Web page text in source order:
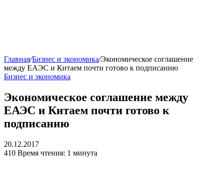
Главная/Бизнес и экономика/Экономическое соглашение
между ЕАЭС и Китаем почти готово к подписанию
Бизнес и экономика
Экономическое соглашение между
ЕАЭС и Китаем почти готово к
подписанию
20.12.2017
410 Время чтения: 1 минута